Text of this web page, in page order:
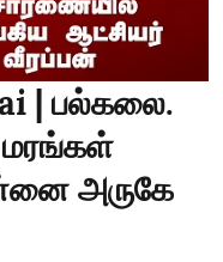
| பல்கலை.
அருகே